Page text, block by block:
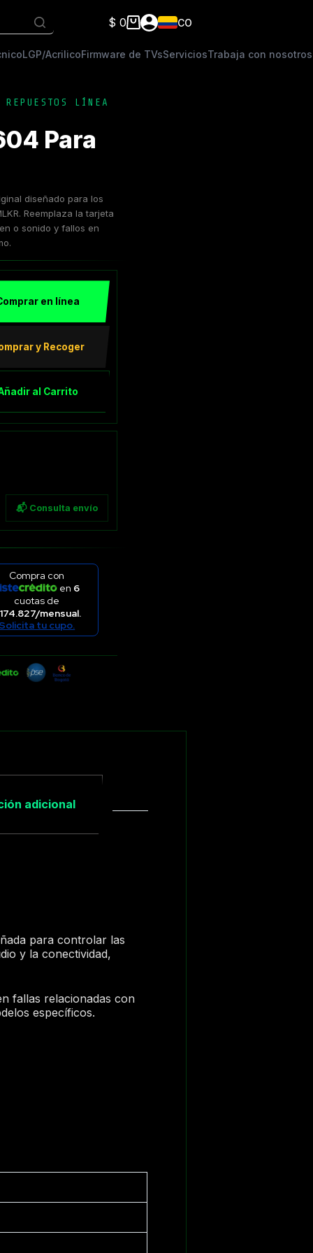
Carro
compra
$ 0 CO
LGP/AcrilicoFirmware de TVsServiciosTrabaja con nosotros
REPUESTOS LÍNEA
Para
diseñado para los
Reemplaza la tarjeta
o sonido y fallos en
en línea
y Recoger
al Carrito
📬 Consulta envío
Compra con
en 6
cuotas de
mensual.
Solicita tu cupo.
adicional
para controlar las
y la conectividad,
fallas relacionadas con
específicos.